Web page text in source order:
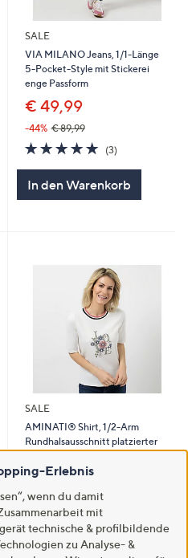
SALE
VIA MILANO Jeans, 1/1-Länge
5-Pocket-Style mit Stickerei
enge Passform
€ 49,99
-44% € 89,99
5.0
von
(3)
In den Warenkorb
SALE
AMINATI® Shirt, 1/2-Arm
Rundhalsausschnitt platzierter
€ 28,99
-42% € 49,99
5.0
von
5
(1)
Bewertungen
Erlebnis
wenn du damit
mit
technische & profilbildende
zu Analyse- &